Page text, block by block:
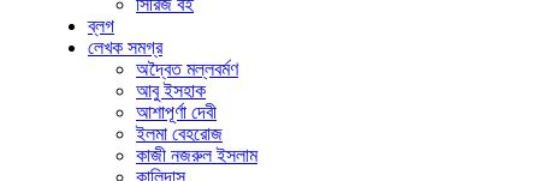
ব্লগ
লেখক সমগ্র
অদ্বৈত মল্লবর্মণ
আবু ইসহাক
আশাপূর্ণা দেবী
ইলমা বেহরোজ
কাজী নজরুল ইসলাম
কালিদাস